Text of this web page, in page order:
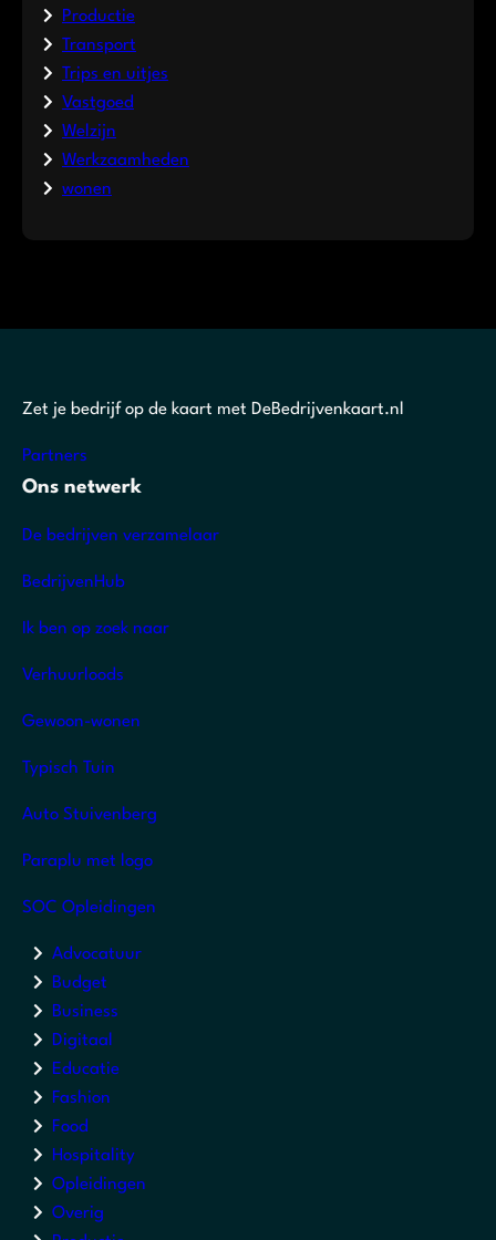
Productie
Transport
Trips en uitjes
Vastgoed
Welzijn
Werkzaamheden
wonen
Zet je bedrijf op de kaart met DeBedrijvenkaart.nl
Partners
Ons netwerk
De bedrijven verzamelaar
BedrijvenHub
Ik ben op zoek naar
Verhuurloods
Gewoon-wonen
Typisch Tuin
Auto Stuivenberg
Paraplu met logo
SOC Opleidingen
Advocatuur
Budget
Business
Digitaal
Educatie
Fashion
Food
Hospitality
Opleidingen
Overig